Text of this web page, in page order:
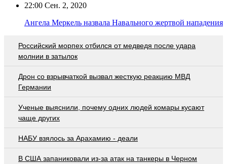
22:00 Сен. 2, 2020
Ангела Меркель назвала Навального жертвой нападения
Российский морпех отбился от медведя после удара
молнии в затылок
Дрон со взрывчаткой вызвал жесткую реакцию МВД
Германии
Ученые выяснили, почему одних людей комары кусают
чаще других
НАБУ взялось за Арахамию - деали
В США запаниковали из-за атак на танкеры в Черном